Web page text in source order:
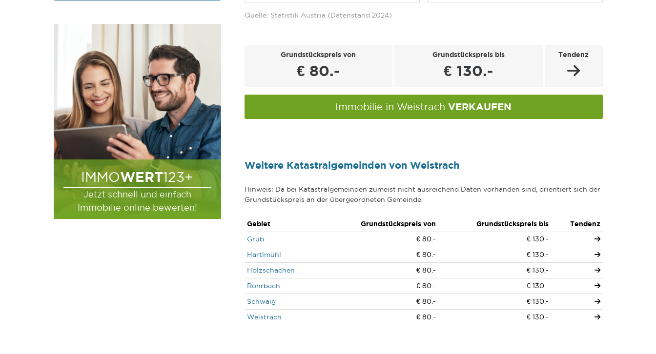
IMMOWERT123+
Jetzt schnell und einfach
Immobilie online bewerten!
Quelle: Statistik Austria (Datenstand 2024)
Grundstückspreis von
€ 80.-
Grundstückspreis bis
€ 130.-
Tendenz
Immobilie in Weistrach VERKAUFEN
Weitere Katastralgemeinden von Weistrach
Hinweis: Da bei Katastralgemeinden zumeist nicht ausreichend Daten vorhanden sind, orientiert sich der
Grundstückspreis an der übergeordneten Gemeinde.
Gebiet Grundstückspreis von Grundstückspreis bis
Tendenz
Grub
€ 80.-
€ 130.-
Hartlmühl
€ 80.-
€ 130.-
Holzschachen
€ 80.-
€ 130.-
Rohrbach
€ 80.-
€ 130.-
Schwaig
€ 80.-
€ 130.-
Weistrach
€ 80.- € 130.-